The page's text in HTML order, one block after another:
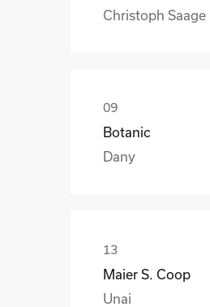
Christoph Saage
Botanic
Dany
Maier S. Coop
Unai